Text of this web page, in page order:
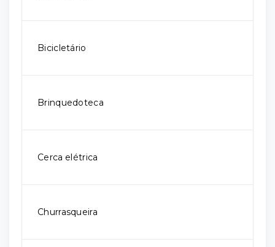
Bicicletário
Brinquedoteca
Cerca elétrica
Churrasqueira